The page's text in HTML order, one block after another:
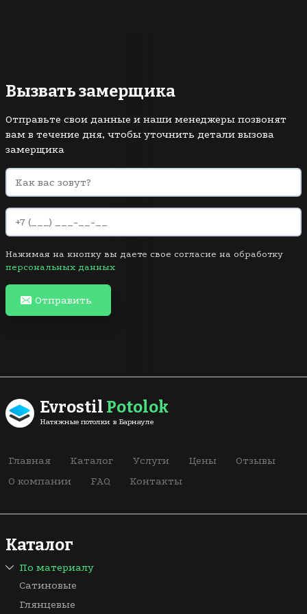
Вызвать замерщика
Отправьте свои данные и наши менеджеры позвонят
вам в течение дня, чтобы уточнить детали вызова
замерщика
Нажимая на кнопку вы даете свое согласие на обработку
персональных данных
Отправить
Evrostil Potolok
Натяжные потолки в Барнауле
Главная Каталог Услуги Цены
Отзывы
О компании
FAQ Контакты
Каталог
По материалу
Сатиновые
Глянцевые